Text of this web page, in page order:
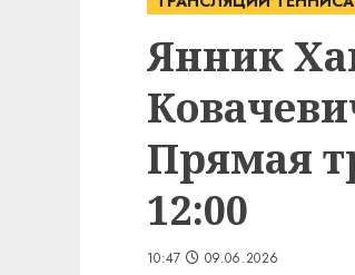
Янник
Прямая
12:00
10:47 09.06.2026